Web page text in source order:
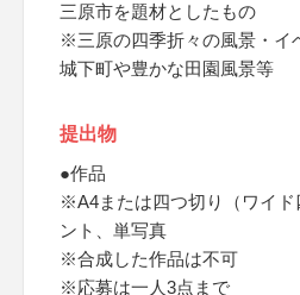
三原市を題材としたもの
※三原の四季折々の風景・イ
城下町や豊かな田園風景等
提出物
●作品
※A4または四つ切り（ワイド
ント、単写真
※合成した作品は不可
※応募は一人3点まで